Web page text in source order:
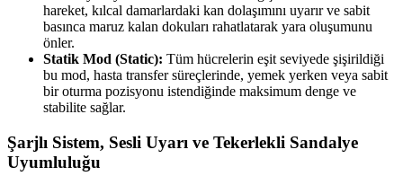
hareket, kılcal damarlardaki kan dolaşımını uyarır ve sabit
basınca maruz kalan dokuları rahatlatarak yara oluşumunu
önler.
Statik Mod (Static): Tüm hücrelerin eşit seviyede şişirildiği
bu mod, hasta transfer süreçlerinde, yemek yerken veya sabit
bir oturma pozisyonu istendiğinde maksimum denge ve
stabilite sağlar.
Şarjlı Sistem, Sesli Uyarı ve Tekerlekli Sandalye
Uyumluluğu